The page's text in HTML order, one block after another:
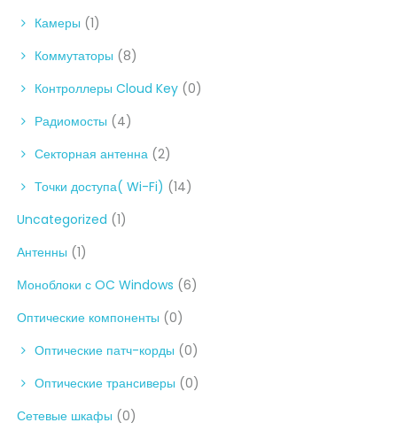
Камеры (1)
Коммутаторы (8)
Контроллеры Cloud Key (0)
Радиомосты (4)
Секторная антенна (2)
Точки доступа( Wi-Fi) (14)
Uncategorized (1)
Антенны (1)
Моноблоки с OC Windows (6)
Оптические компоненты (0)
Оптические патч-корды (0)
Оптические трансиверы (0)
Сетевые шкафы (0)